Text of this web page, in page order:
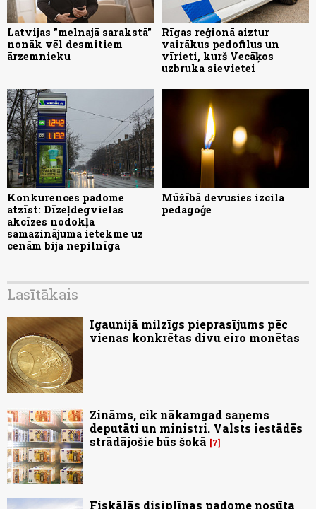
Latvijas "melnajā sarakstā"
nonāk vēl desmitiem
ārzemnieku
Rīgas reģionā aiztur
vairākus pedofilus un
vīrieti, kurš Vecāķos
uzbruka sievietei
Konkurences padome
atzīst: Dīzeļdegvielas
akcīzes nodokļa
samazinājuma ietekme uz
cenām bija nepilnīga
Mūžībā devusies izcila
pedagoģe
Lasītākais
Igaunijā milzīgs pieprasījums pēc
vienas konkrētas divu eiro monētas
Zināms, cik nākamgad saņems
deputāti un ministri. Valsts iestādēs
strādājošie būs šokā
7
Fiskālās disiplīnas padome nosūta